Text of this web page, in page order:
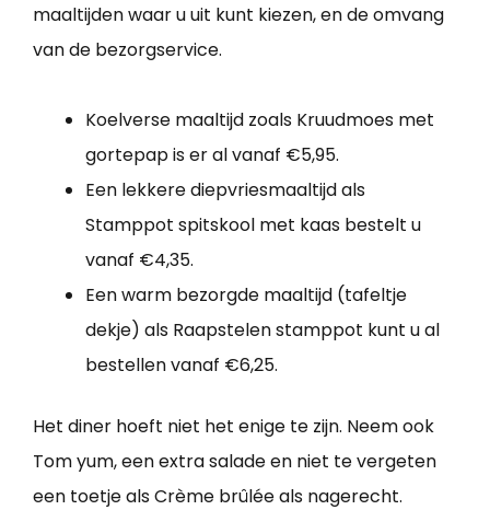
maaltijden waar u uit kunt kiezen, en de omvang
van de bezorgservice.
Koelverse maaltijd zoals Kruudmoes met
gortepap is er al vanaf €5,95.
Een lekkere diepvriesmaaltijd als
Stamppot spitskool met kaas bestelt u
vanaf €4,35.
Een warm bezorgde maaltijd (tafeltje
dekje) als Raapstelen stamppot kunt u al
bestellen vanaf €6,25.
Het diner hoeft niet het enige te zijn. Neem ook
Tom yum, een extra salade en niet te vergeten
een toetje als Crème brûlée als nagerecht.